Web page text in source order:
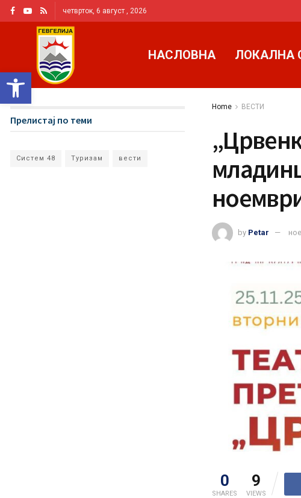
Open toolbar
четврток, 6 август , 2026
НАСЛОВНА ЛОКАЛНА
Home ВЕСТИ
by Petar
0
SHARES
9
VIEWS
Прелистај по теми
Систем 48 Туризам вести